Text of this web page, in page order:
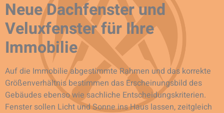
Neue Dachfenster und
Veluxfenster für Ihre
Immobilie
Auf die Immobilie abgestimmte Rahmen und das korrekte
Größenverhältnis bestimmen das Erscheinungsbild des
Gebäudes ebenso wie sachliche Entscheidungskriterien.
Fenster sollen Licht und Sonne ins Haus lassen, zeitgleich